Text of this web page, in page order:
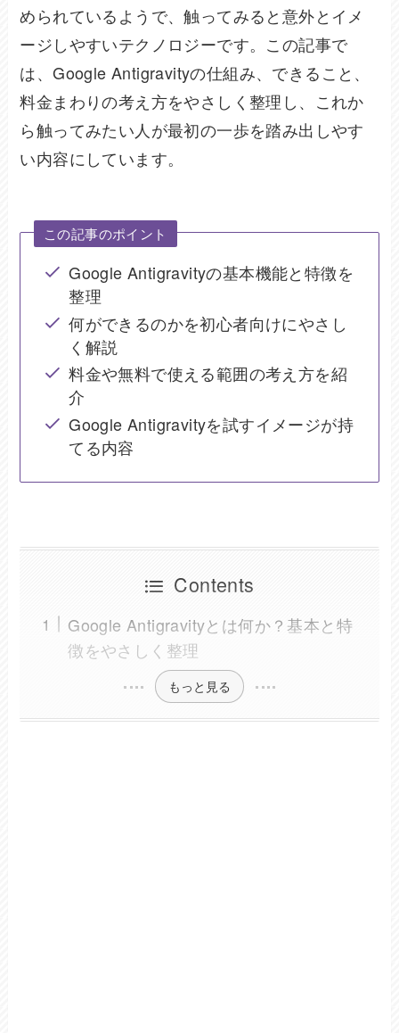
められているようで、触ってみると意外とイメ
ージしやすいテクノロジーです。この記事で
は、Google Antigravityの仕組み、できること、
料金まわりの考え方をやさしく整理し、これか
ら触ってみたい人が最初の一歩を踏み出しやす
い内容にしています。
この記事のポイント
Google Antigravityの基本機能と特徴を
整理
何ができるのかを初心者向けにやさし
く解説
料金や無料で使える範囲の考え方を紹
介
Google Antigravityを試すイメージが持
てる内容
Contents
Google Antigravityとは何か？基本と特
徴をやさしく整理
もっと見る